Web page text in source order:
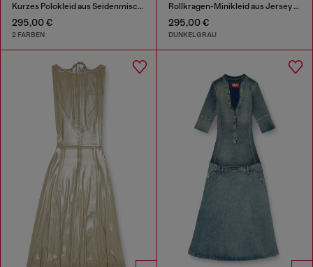
Kurzes Polokleid aus Seidenmischung in Rippstrick
295,00 €
2 FARBEN
Rollkragen-Minikleid aus Jersey und Chiffon
295,00 €
DUNKELGRAU